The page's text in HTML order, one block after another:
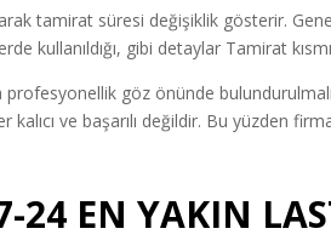
tamirat süresi değişiklik gösterir.
kullanıldığı, gibi detaylar Tamirat
göz önünde
kalıcı ve başarılı değildir. Bu yüzden
24 EN YAKIN